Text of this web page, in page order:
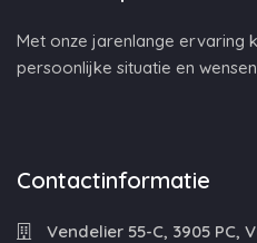
Met onze jarenlange ervaring
persoonlijke situatie en
Contactinformatie
Vendelier 55-C, 3905 PC,